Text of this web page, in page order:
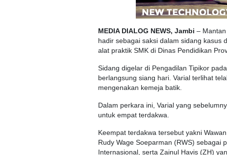
MEDIA DIALOG NEWS, Jambi –
hadir sebagai saksi dalam sidang kasus
alat praktik SMK di Dinas Pendidikan
Sidang digelar di Pengadilan Tipikor
berlangsung siang hari. Varial terlihat
mengenakan kemeja batik.
Dalam perkara ini, Varial yang
untuk empat terdakwa.
Keempat terdakwa tersebut yakni
Rudy Wage Soeparman (RWS) sebagai
Internasional, serta Zainul Havis (ZH)